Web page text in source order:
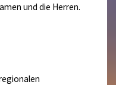
und die Herren.